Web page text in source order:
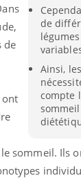
de
Ainsi,
compte
de
ont
sommeil. Ils